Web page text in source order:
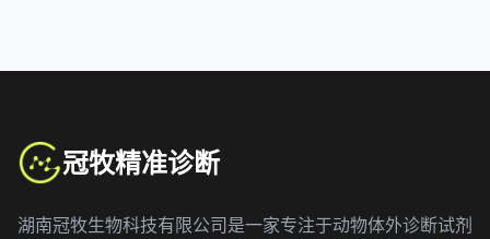
冠牧精准诊断
湖南冠牧生物科技有限公司是一家专注于动物体外诊断试剂